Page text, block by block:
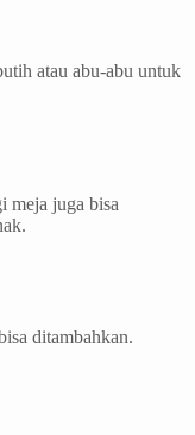
atau abu-abu untuk
meja juga bisa
ditambahkan.